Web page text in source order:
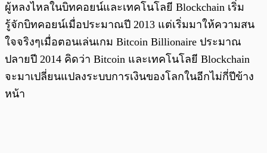
ผู้หลงไหลในบิทคอยน์และเทคโนโลยี Blockchain เริ่ม
รู้จักบิทคอยน์เมื่อประมาณปี 2013 แต่เริ่มมาให้ความสน
ใจจริงๆเมื่อตอนเล่นเกม Bitcoin Billionaire ประมาณ
ปลายปี 2014 คิดว่า Bitcoin และเทคโนโลยี Blockchain
จะมาเปลี่ยนแปลงระบบการเงินของโลกในอีกไม่กี่ปีข้าง
หน้า